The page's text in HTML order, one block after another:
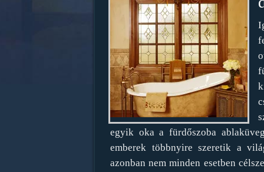
egyik oka a fürdőszoba
emberek többnyire szeretik a
azonban nem minden esetben